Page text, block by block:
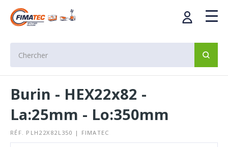
Burin - HEX22x82 -
La:25mm - Lo:350mm
RÉF. PLH22X82L350 | FIMATEC